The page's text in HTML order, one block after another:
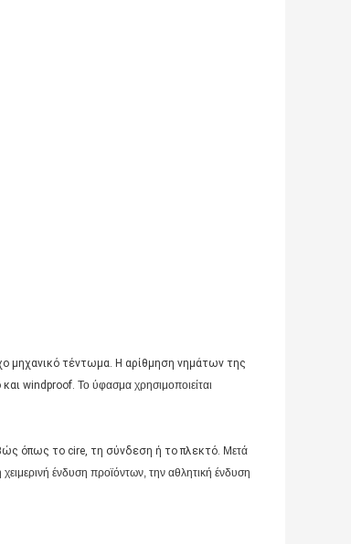
μηχανικό τέντωμα. Η αρίθμηση νημάτων της
windproof. Το ύφασμα χρησιμοποιείται
όπως το cire, τη σύνδεση ή το πλεκτό. Μετά
ένδυση προϊόντων, την αθλητική ένδυση